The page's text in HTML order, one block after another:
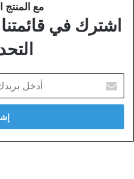
مع المنتج
اشترك في قائمتنا
بريدك
الإلكتروني